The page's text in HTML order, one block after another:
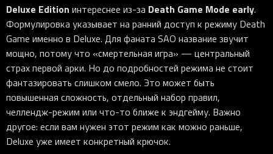
Deluxe Edition интереснее из-за Death Game Mode early.
Формулировка указывает на ранний доступ к режиму Death
Game именно в Deluxe. Для фаната SAO название звучит
мощно, потому что «смертельная игра» — центральный
страх первой арки. Но до подробностей режима не стоит
фантазировать слишком смело. Это может быть
повышенная сложность, отдельный набор правил,
челлендж-режим или что-то ближе к эндгейму. Важно
другое: если вам нужен этот режим как можно раньше,
Deluxe уже имеет конкретный крючок.